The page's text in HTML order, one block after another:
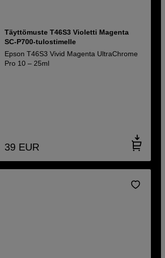
Täyttömuste T46S3 Violetti Magenta
SC-P700-tulostimelle
Epson T46S3 Vivid Magenta UltraChrome
Pro 10 – 25ml
39 EUR